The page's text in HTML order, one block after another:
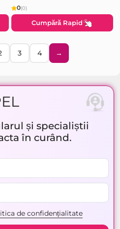
0(0)
Cumpără Rapid
3 4 →
și specialiștii
în curând.
de confidențialitate